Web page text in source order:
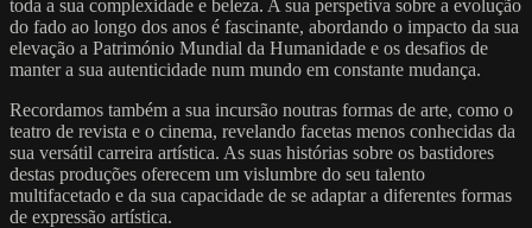
toda a sua complexidade e beleza. A sua perspetiva sobre a evolução
do fado ao longo dos anos é fascinante, abordando o impacto da sua
elevação a Património Mundial da Humanidade e os desafios de
manter a sua autenticidade num mundo em constante mudança.
Recordamos também a sua incursão noutras formas de arte, como o
teatro de revista e o cinema, revelando facetas menos conhecidas da
sua versátil carreira artística. As suas histórias sobre os bastidores
destas produções oferecem um vislumbre do seu talento
multifacetado e da sua capacidade de se adaptar a diferentes formas
de expressão artística.